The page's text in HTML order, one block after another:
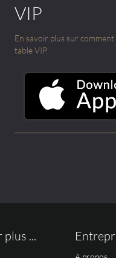
VIP
En savoir plus sur
table VIP.
plus ...